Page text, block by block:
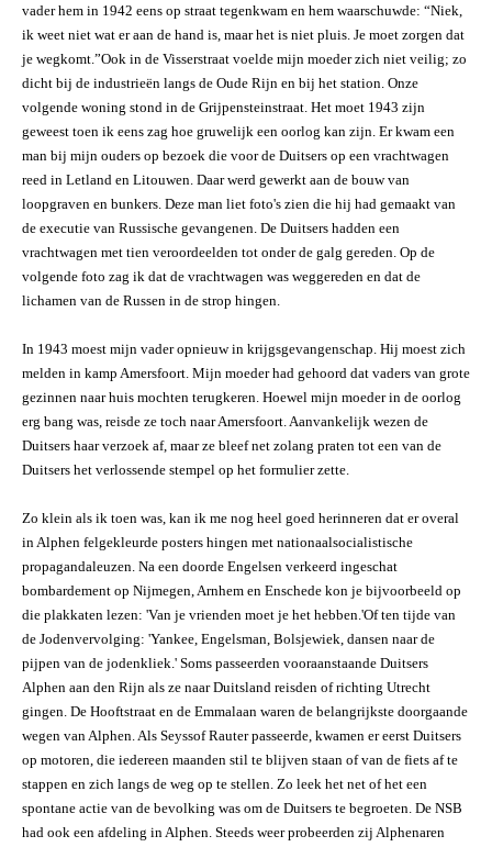
vader hem in 1942 eens op straat tegenkwam en hem waarschuwde: “Niek,
ik weet niet wat er aan de hand is, maar het is niet pluis. Je moet zorgen dat
je wegkomt.”Ook in de Visserstraat voelde mijn moeder zich niet veilig; zo
dicht bij de industrieën langs de Oude Rijn en bij het station. Onze
volgende woning stond in de Grijpensteinstraat. Het moet 1943 zijn
geweest toen ik eens zag hoe gruwelijk een oorlog kan zijn. Er kwam een
man bij mijn ouders op bezoek die voor de Duitsers op een vrachtwagen
reed in Letland en Litouwen. Daar werd gewerkt aan de bouw van
loopgraven en bunkers. Deze man liet foto's zien die hij had gemaakt van
de executie van Russische gevangenen. De Duitsers hadden een
vrachtwagen met tien veroordeelden tot onder de galg gereden. Op de
volgende foto zag ik dat de vrachtwagen was weggereden en dat de
lichamen van de Russen in de strop hingen.
In 1943 moest mijn vader opnieuw in krijgsgevangenschap. Hij moest zich
melden in kamp Amersfoort. Mijn moeder had gehoord dat vaders van grote
gezinnen naar huis mochten terugkeren. Hoewel mijn moeder in de oorlog
erg bang was, reisde ze toch naar Amersfoort. Aanvankelijk wezen de
Duitsers haar verzoek af, maar ze bleef net zolang praten tot een van de
Duitsers het verlossende stempel op het formulier zette.
Zo klein als ik toen was, kan ik me nog heel goed herinneren dat er overal
in Alphen felgekleurde posters hingen met nationaalsocialistische
propagandaleuzen. Na een doorde Engelsen verkeerd ingeschat
bombardement op Nijmegen, Arnhem en Enschede kon je bijvoorbeeld op
die plakkaten lezen: 'Van je vrienden moet je het hebben.'Of ten tijde van
de Jodenvervolging: 'Yankee, Engelsman, Bolsjewiek, dansen naar de
pijpen van de jodenkliek.' Soms passeerden vooraanstaande Duitsers
Alphen aan den Rijn als ze naar Duitsland reisden of richting Utrecht
gingen. De Hooftstraat en de Emmalaan waren de belangrijkste doorgaande
wegen van Alphen. Als Seyssof Rauter passeerde, kwamen er eerst Duitsers
op motoren, die iedereen maanden stil te blijven staan of van de fiets af te
stappen en zich langs de weg op te stellen. Zo leek het net of het een
spontane actie van de bevolking was om de Duitsers te begroeten. De NSB
had ook een afdeling in Alphen. Steeds weer probeerden zij Alphenaren